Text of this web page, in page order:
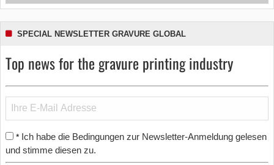
SPECIAL NEWSLETTER GRAVURE GLOBAL
Top news for the gravure printing industry
* Ich habe die Bedingungen zur Newsletter-Anmeldung gelesen
und stimme diesen zu.